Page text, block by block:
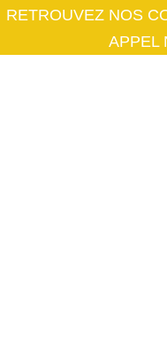
RETROUVEZ NOS
APPEL